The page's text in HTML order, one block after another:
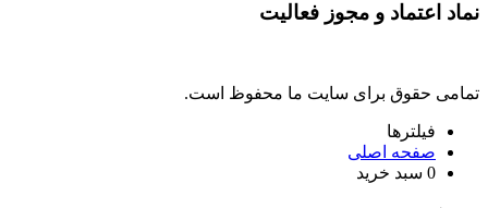
نماد اعتماد و مجوز فعالیت
تمامی حقوق برای سایت ما محفوظ است.
فیلترها
صفحه اصلی
0 سبد خرید